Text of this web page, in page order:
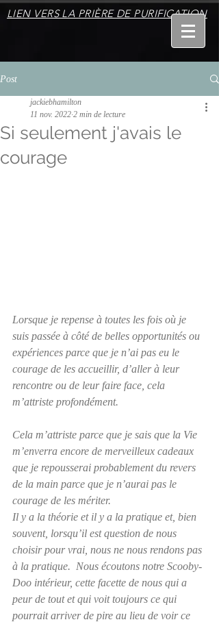
LIEN VERS LA PRIÈRE DE PURIFICATION
Post
Si seulement j'avais le
courage
jackiebhamilton
11 nov. 2022 2 min de lecture
Lorsque je repense à toutes les fois où je
suis passée à côté de belles opportunités ou
expériences parce que je n’ai pas eu le
courage de les accueillir, d’aller à leur
rencontre ou de leur faire face, cela
m’attriste profondément.
Cela m’attriste parce que je sais que la Vie
m’enverra encore de merveilleux cadeaux
que je repousserai probablement du revers
de la main parce que je n’aurai pas le
courage de les mériter.
Il y a la théorie et il y a la pratique et, bien
souvent, lorsqu’il est question de nous
choisir pour vrai, nous ne nous rendons pas
à la pratique.  Nous écoutons notre Scooby-
Doo intérieur, cette facette de nous qui a
peur de tout et qui voit toujours ce qui
pourrait arriver de pire au lieu de voir ce